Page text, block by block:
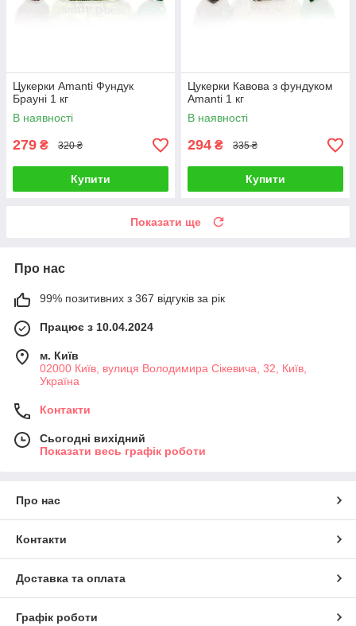
Цукерки Amanti Фундук
Брауні 1 кг
В наявності
279 ₴ 320 ₴
Купити
Цукерки Кавова з фундуком
Amanti 1 кг
В наявності
294 ₴ 335 ₴
Купити
Показати ще
Про нас
99% позитивних з 367 відгуків за рік
Працює з 10.04.2024
м. Київ
02000 Київ, вулиця Володимира Сікевича, 32, Київ,
Україна
Контакти
Сьогодні вихідний
Показати весь графік роботи
Про нас
Контакти
Доставка та оплата
Графік роботи